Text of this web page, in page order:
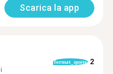
Scarica la app
format_quote 2